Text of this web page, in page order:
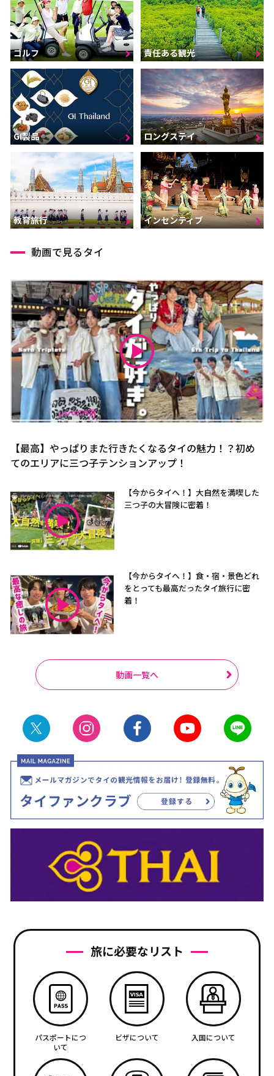
ゴルフ 責任ある観光
GI製品 ロングステイ
教育旅行 インセンティブ
動画で見るタイ
【最高】やっぱりまた行きたくなるタイの魅力！？初め
てのエリアに三つ子テンションアップ！
【今からタイへ！】大自然を満喫した
三つ子の大冒険に密着！
【今からタイへ！】食・宿・景色どれ
をとっても最高だったタイ旅行に密
着！
動画一覧へ
旅に必要なリスト
パスポートにつ
いて
ビザについて 入国について